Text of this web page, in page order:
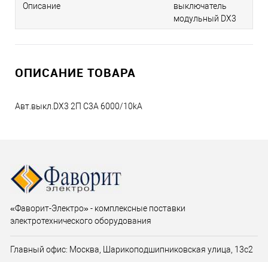
Описание
выключатель
модульный DX3
ОПИСАНИЕ ТОВАРА
Авт.выкл.DX3 2П С3A 6000/10kA
«Фаворит-Электро» - комплексные поставки
электротехнического оборудования
Главный офис: Москва, Шарикоподшипниковская улица, 13с2